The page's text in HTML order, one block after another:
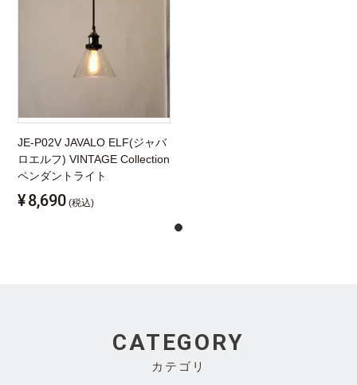
JE-P02V JAVALO ELF(ジャバ
ロエルフ) VINTAGE Collection
ペンダントライト
¥8,690 (税込)
CATEGORY
カテゴリ